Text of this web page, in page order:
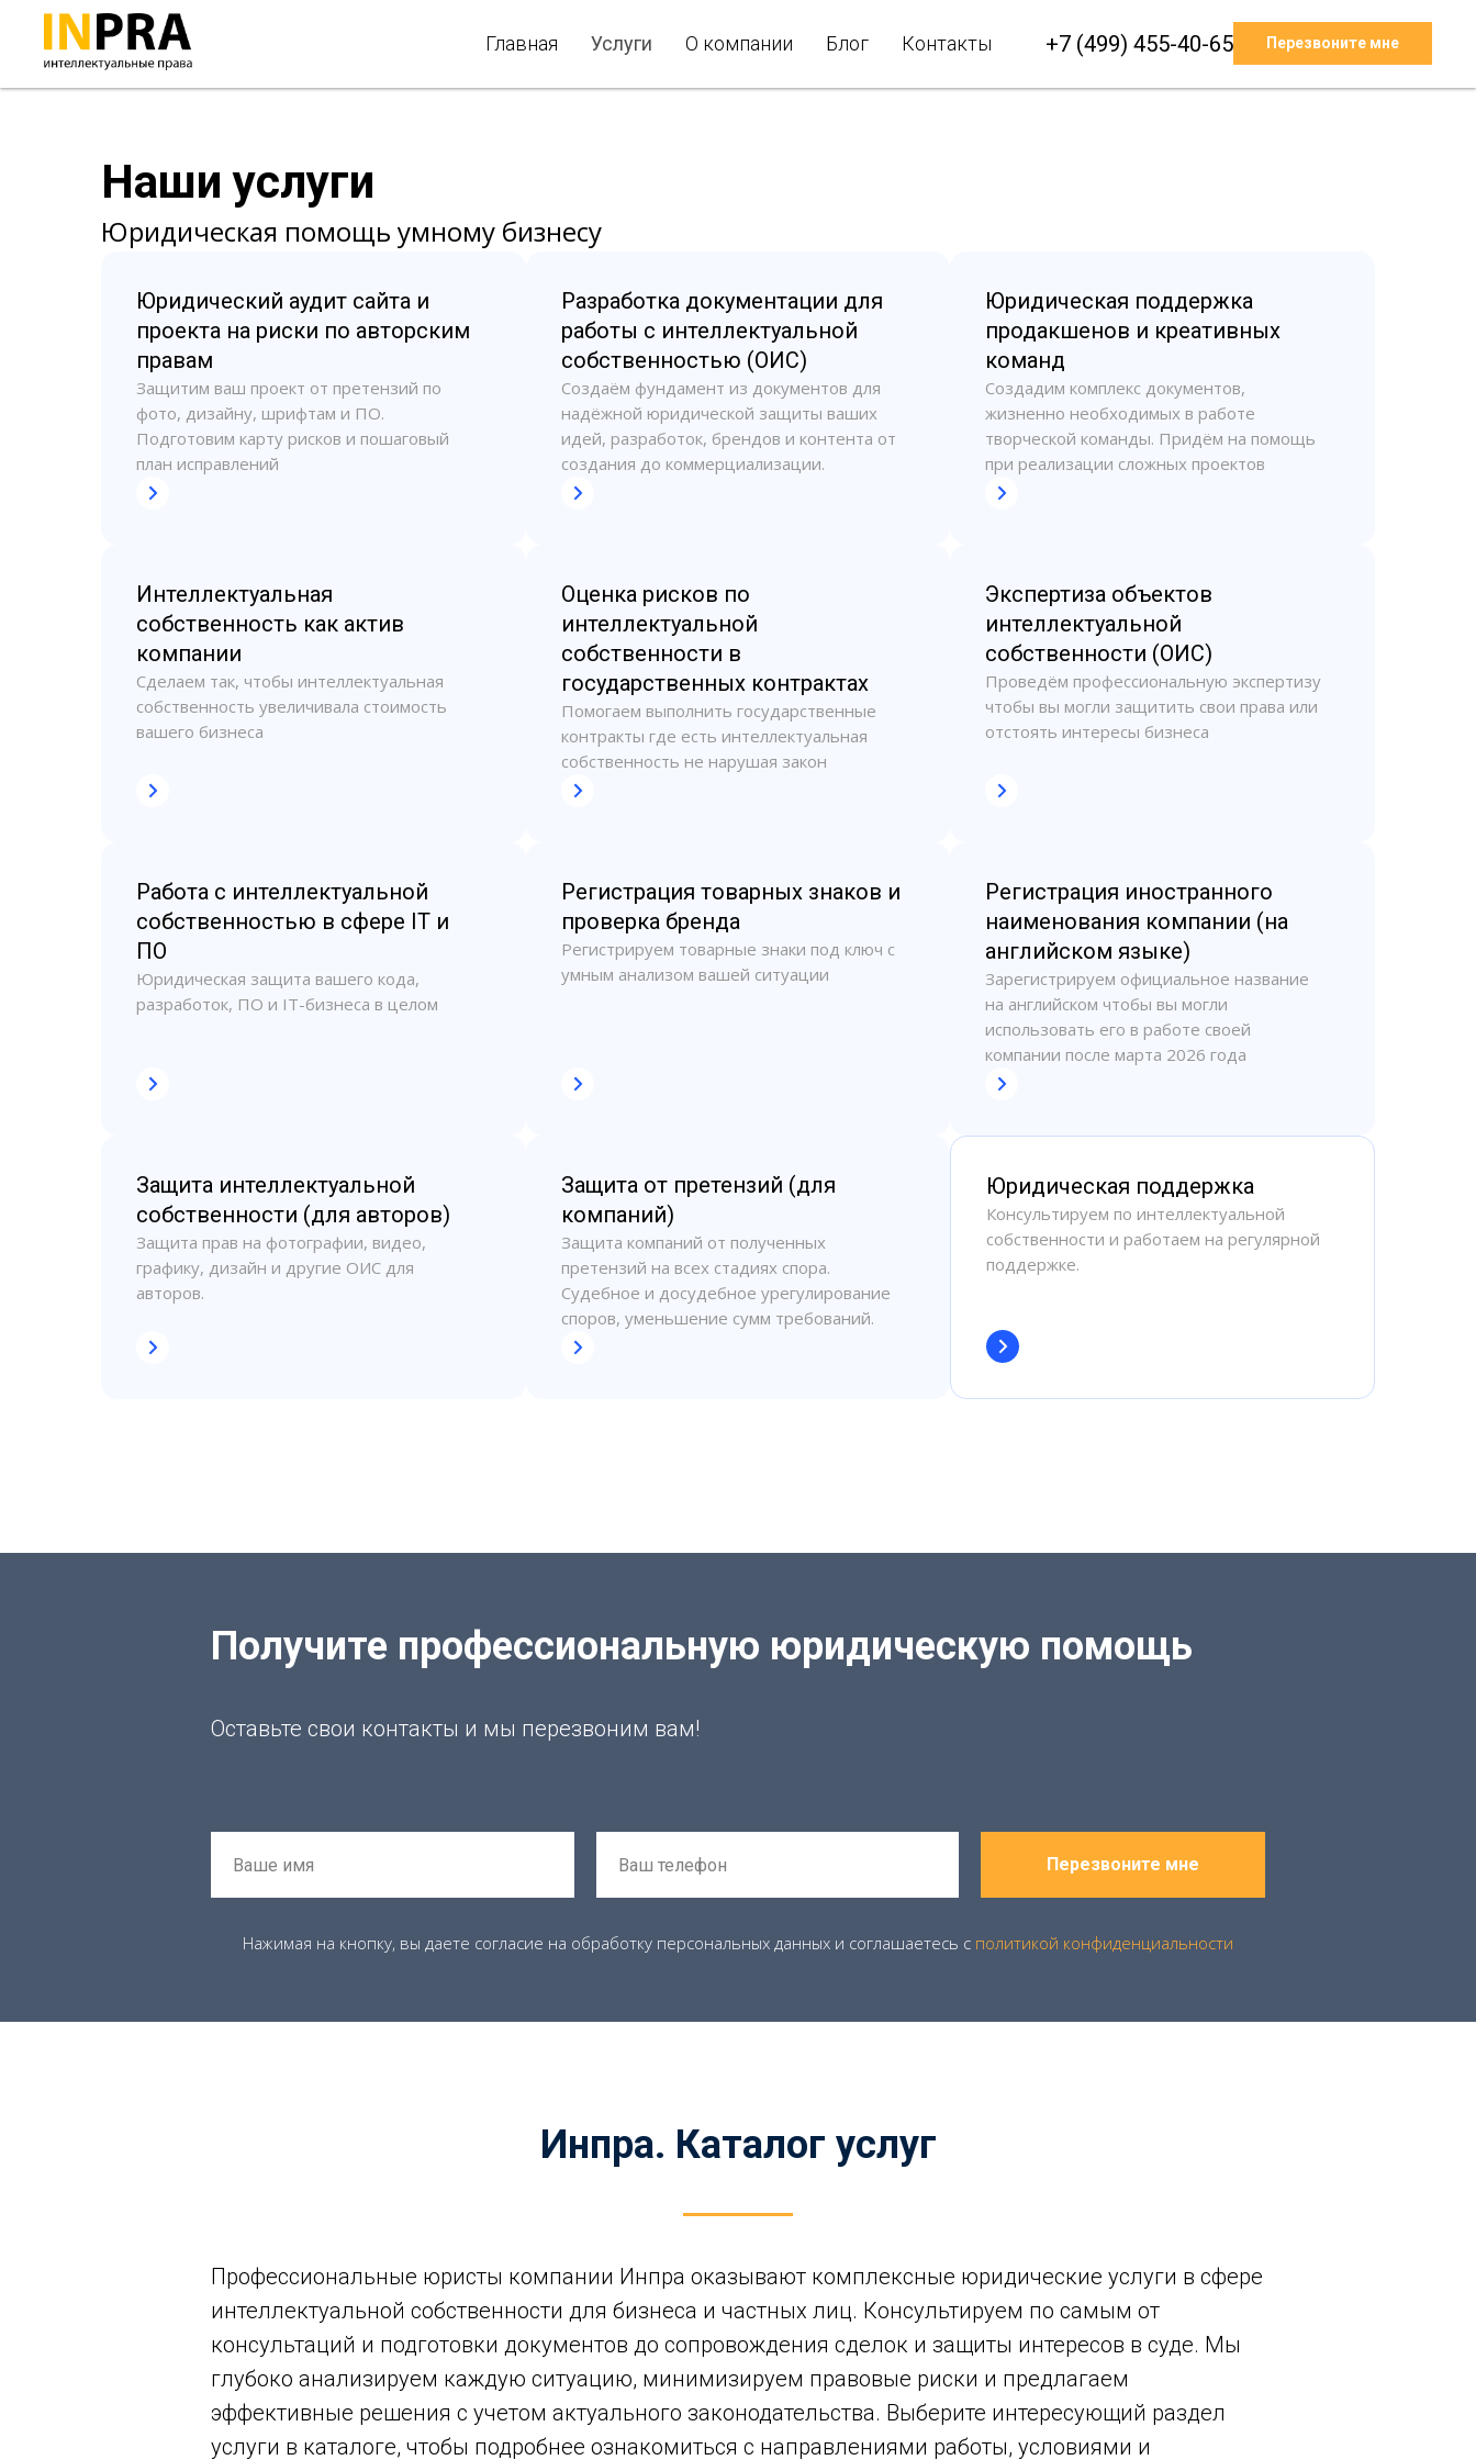
Главная Услуги О компании Блог Контакты +7 (499) 455-40-65 Перезвоните мне
Наши услуги
Юридическая помощь умному бизнесу
Юридический аудит сайта и
проекта на риски по авторским
правам
Защитим ваш проект от претензий по
фото, дизайну, шрифтам и ПО.
Подготовим карту рисков и пошаговый
план исправлений
Разработка документации для
работы с интеллектуальной
собственностью (ОИС)
Создаём фундамент из документов для
надёжной юридической защиты ваших
идей, разработок, брендов и контента от
создания до коммерциализации.
Юридическая поддержка
продакшенов и креативных
команд
Создадим комплекс документов,
жизненно необходимых в работе
творческой команды. Придём на помощь
при реализации сложных проектов
Интеллектуальная
собственность как актив
компании
Сделаем так, чтобы интеллектуальная
собственность увеличивала стоимость
вашего бизнеса
Оценка рисков по
интеллектуальной
собственности в
государственных контрактах
Помогаем выполнить государственные
контракты где есть интеллектуальная
собственность не нарушая закон
Экспертиза объектов
интеллектуальной
собственности (ОИС)
Проведём профессиональную экспертизу
чтобы вы могли защитить свои права или
отстоять интересы бизнеса
Работа с интеллектуальной
собственностью в сфере IT и
ПО
Юридическая защита вашего кода,
разработок, ПО и IT-бизнеса в целом
Регистрация товарных знаков и
проверка бренда
Регистрируем товарные знаки под ключ с
умным анализом вашей ситуации
Регистрация иностранного
наименования компании (на
английском языке)
Зарегистрируем официальное название
на английском чтобы вы могли
использовать его в работе своей
компании после марта 2026 года
Защита интеллектуальной
собственности (для авторов)
Защита прав на фотографии, видео,
графику, дизайн и другие ОИС для
авторов.
Защита от претензий (для
компаний)
Защита компаний от полученных
претензий на всех стадиях спора.
Судебное и досудебное урегулирование
споров, уменьшение сумм требований.
Юридическая поддержка
Консультируем по интеллектуальной
собственности и работаем на регулярной
поддержке.
Получите профессиональную юридическую помощь
Оставьте свои контакты и мы перезвоним вам!
Перезвоните мне
Нажимая на кнопку, вы даете согласие на обработку персональных данных и соглашаетесь c политикой конфиденциальности
Инпра. Каталог услуг
Профессиональные юристы компании Инпра оказывают комплексные юридические услуги в сфере
интеллектуальной собственности для бизнеса и частных лиц. Консультируем по самым от
консультаций и подготовки документов до сопровождения сделок и защиты интересов в суде. Мы
глубоко анализируем каждую ситуацию, минимизируем правовые риски и предлагаем
эффективные решения с учетом актуального законодательства. Выберите интересующий раздел
услуги в каталоге, чтобы подробнее ознакомиться с направлениями работы, условиями и